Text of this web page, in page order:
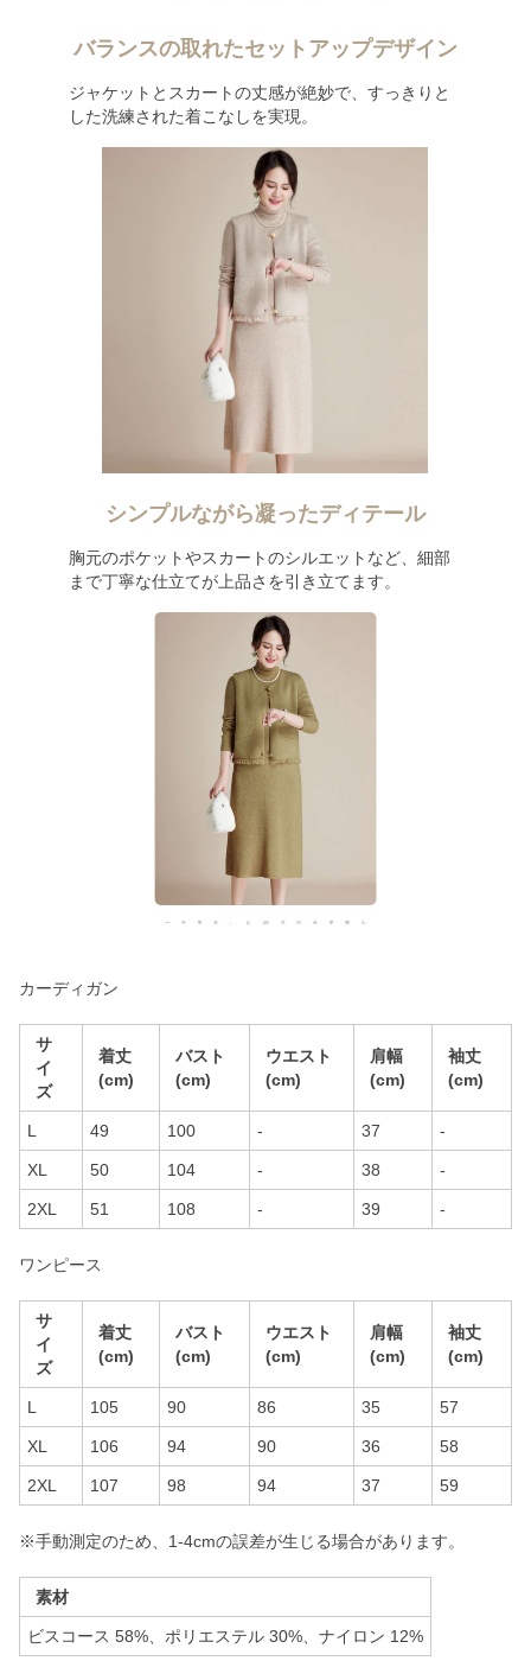
バランスの取れたセットアップデザイン
ジャケットとスカートの丈感が絶妙で、すっきりと
した洗練された着こなしを実現。
シンプルながら凝ったディテール
胸元のポケットやスカートのシルエットなど、細部
まで丁寧な仕立てが上品さを引き立てます。
カーディガン
サ
イ
ズ
着丈
(cm)
バスト
(cm)
ウエスト
(cm)
肩幅
(cm)
袖丈
(cm)
L 49 100 - 37 -
XL 50 104 - 38 -
2XL 51 108 - 39 -
ワンピース
サ
イ
ズ
着丈
(cm)
バスト
(cm)
ウエスト
(cm)
肩幅
(cm)
袖丈
(cm)
L 105 90 86 35 57
XL 106 94 90 36 58
2XL 107 98 94 37 59
※手動測定のため、1-4cmの誤差が生じる場合があります。
素材
ビスコース 58%、ポリエステル 30%、ナイロン 12%